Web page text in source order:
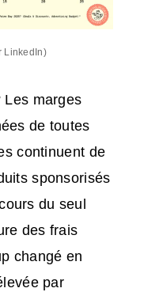
LinkedIn)
Les marges
de toutes
continuent de
sponsorisés
du seul
des frais
changé en
par